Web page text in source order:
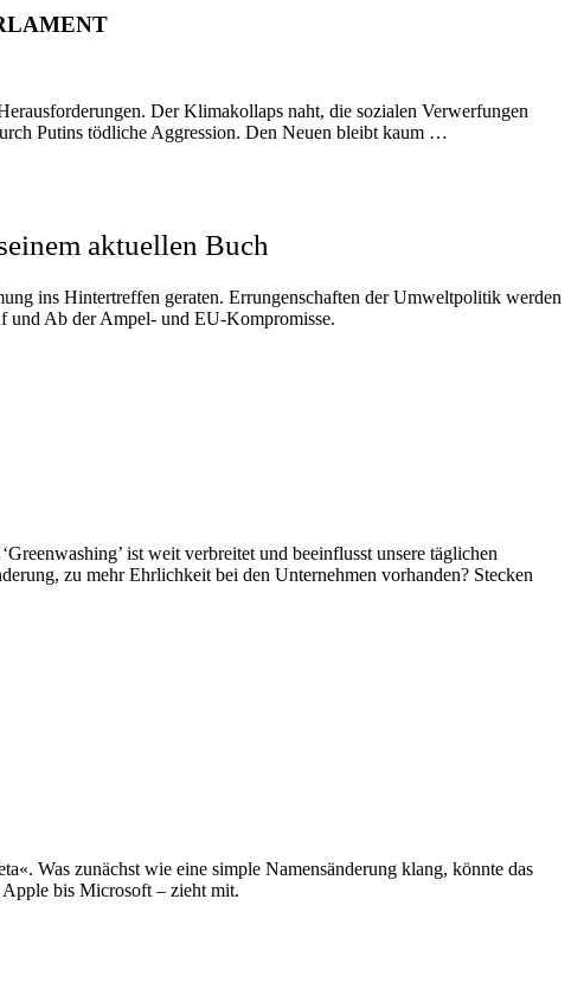
Der Klimakollaps naht, die sozialen Verwerfungen
Putins tödliche Aggression. Den Neuen bleibt kaum …
aktuellen Buch
ins Hintertreffen geraten. Errungenschaften der Umweltpolitik werden
und Ab der Ampel- und EU-Kompromisse.
ist weit verbreitet und beeinflusst unsere täglichen
zu mehr Ehrlichkeit bei den Unternehmen vorhanden? Stecken
Was zunächst wie eine simple Namensänderung klang, könnte das
Apple bis Microsoft – zieht mit.